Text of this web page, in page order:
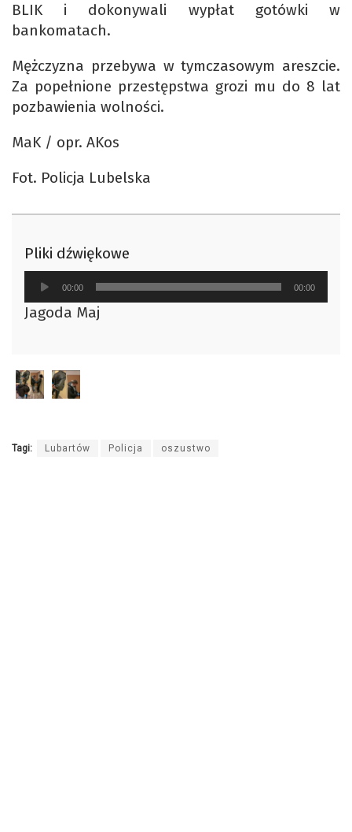
BLIK i dokonywali wypłat gotówki w
bankomatach.
Mężczyzna przebywa w tymczasowym areszcie.
Za popełnione przestępstwa grozi mu do 8 lat
pozbawienia wolności.
MaK / opr. AKos
Fot. Policja Lubelska
Pliki dźwiękowe
Odtwarzacz
plików
dźwiękowych
00:00 00:00
Jagoda Maj
Tagi: Lubartów Policja oszustwo